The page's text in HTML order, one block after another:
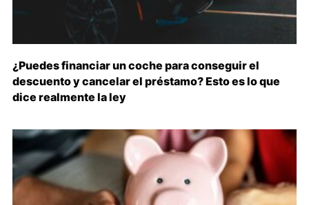
¿Puedes financiar un coche para conseguir el
descuento y cancelar el préstamo? Esto es lo que
dice realmente la ley